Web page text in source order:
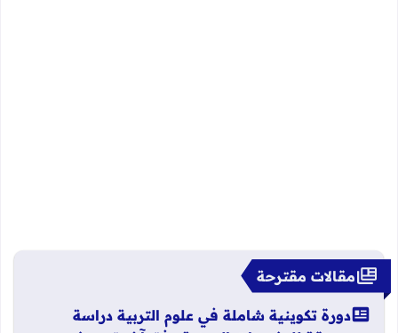
مقالات مقترحة
دورة تكوينية شاملة في علوم التربية دراسة